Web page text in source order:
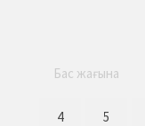
Бас жағына
4 5